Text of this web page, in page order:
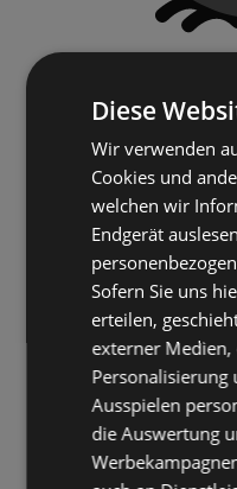
Diese
Wir verwenden
Cookies und
welchen wir
Endgerät
Sofern Sie uns
erteilen,
externer Medien,
Personalisierung
Ausspielen
die Auswertung